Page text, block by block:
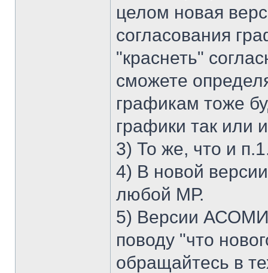
целом новая
согласования
"краснеть"
сможете
графикам тоже
графики так или
3) То же, что и
4) В новой
любой МР.
5) Версии АСОМИ
поводу "что
обращайтесь в